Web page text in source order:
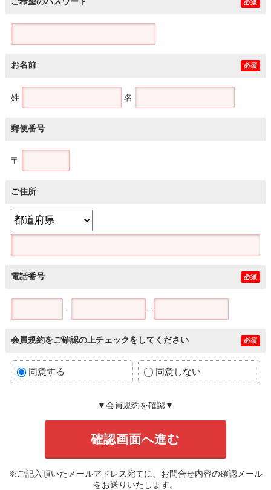
必須
お名前 必須
姓 名
郵便番号
〒
ご住所
電話番号 必須
- -
会員規約をご確認の上チェックをしてください 必須
同意する 同意しない
▼会員規約を確認▼
※ご記入頂いたメールアドレス宛てに、お問合せ内容の確認メール
をお送りいたします。